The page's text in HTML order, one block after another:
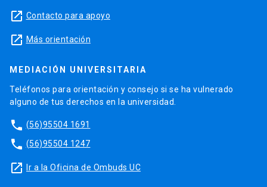
launch Contacto para apoyo
launch Más orientación
MEDIACIÓN UNIVERSITARIA
Teléfonos para orientación y consejo si se ha vulnerado
alguno de tus derechos en la universidad.
phone (56)95504 1691
phone (56)95504 1247
launch Ir a la Oficina de Ombuds UC